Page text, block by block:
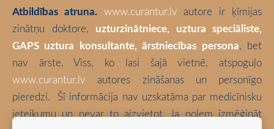
Atbildības atruna. www.curantur.lv autore ir ķīmijas
zinātņu doktore, uzturzinātniece, uztura speciāliste,
GAPS uztura konsultante, ārstniecības persona, bet
nav ārste. Viss, ko lasi šajā vietnē, atspoguļo
www.curantur.lv autores zināšanas un personīgo
pieredzi. Šī informācija nav uzskatāma par medicīnisku
ieteikumu un nevar to aizvietot. Ja nolem izmēģināt